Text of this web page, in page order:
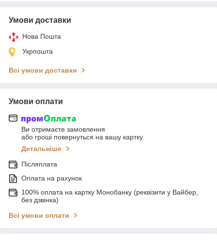
Умови доставки
Нова Пошта
Укрпошта
Всі умови доставки
Умови оплати
Ви отримаєте замовлення
або гроші повернуться на вашу картку
Детальніше
Післяплата
Оплата на рахунок
100% оплата на картку Монобанку (реквізити у Вайбер,
без дзвінка)
Всі умови оплати